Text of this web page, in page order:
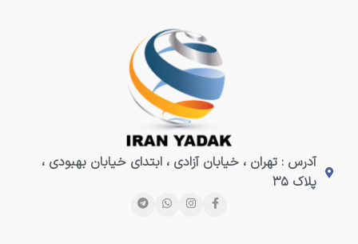
آدرس : تهران ، خیابان آزادی ، ابتدای خیابان بهبودی ،
پلاک ۳۵